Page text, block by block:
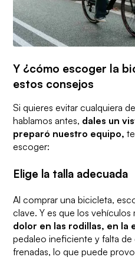
Y ¿cómo escoger la
estos consejos
Si quieres evitar cualquiera
hablamos antes, dales un
preparó nuestro equipo,
escoger:
Elige la talla adecuada
Al comprar una bicicleta,
clave. Y es que los vehículos
dolor en las rodillas, en la
pedaleo ineficiente y falta
frenadas, lo que puede